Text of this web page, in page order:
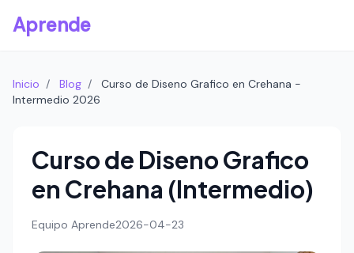
Aprende
Inicio / Blog /
Curso de Diseno Grafico en Crehana -
Intermedio 2026
Curso de Diseno Grafico
en Crehana (Intermedio)
Equipo Aprende2026-04-23